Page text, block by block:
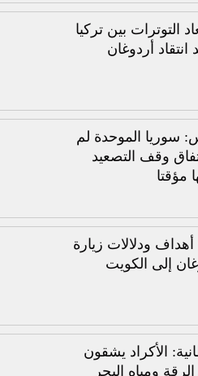
التوترات بين تركيا
انتقاد أردوغان
سوريا الموحدة لم
وقف التصعيد
مؤقتا
أهداف ودلالات زيارة
إلى الكويت
الأكراد يشقون
ومياه البحر